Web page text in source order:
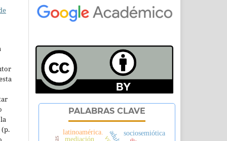
PALABRAS CLAVE
sociosemiótica
latinoamérica.